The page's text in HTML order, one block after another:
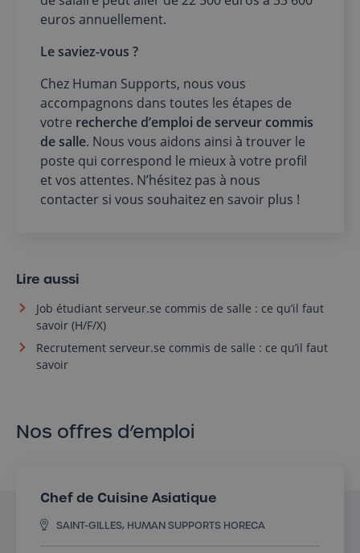
euros annuellement.
Le saviez-vous ?
Chez Human Supports, nous vous
accompagnons dans toutes les étapes de
votre recherche d’emploi de serveur commis
de salle. Nous vous aidons ainsi à trouver le
poste qui correspond le mieux à votre profil
et vos attentes. N’hésitez pas à nous
contacter si vous souhaitez en savoir plus !
Lire aussi
Job étudiant serveur.se commis de salle : ce qu’il faut
savoir (H/F/X)
Recrutement serveur.se commis de salle : ce qu’il faut
savoir
Nos offres d’emploi
Chef de Cuisine Asiatique
SAINT-GILLES, HUMAN SUPPORTS HORECA